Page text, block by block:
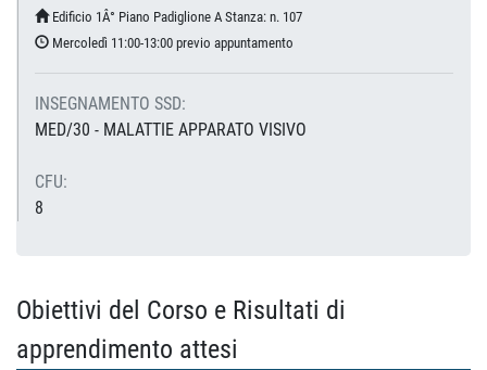
Edificio 1Â° Piano Padiglione A Stanza: n. 107
Mercoledì 11:00-13:00 previo appuntamento
INSEGNAMENTO SSD:
MED/30 - MALATTIE APPARATO VISIVO
CFU:
8
Obiettivi del Corso e Risultati di
apprendimento attesi